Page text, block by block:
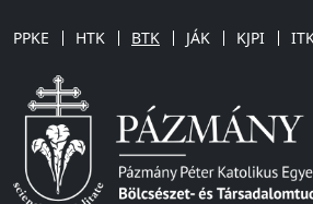
PPKE HTK BTK JÁK KJPI